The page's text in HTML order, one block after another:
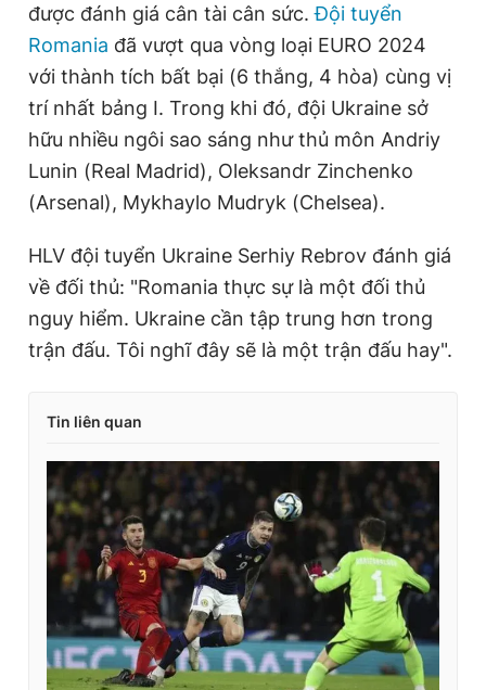
được đánh giá cân tài cân sức.Đội tuyển
Romania đã vượt qua vòng loại EURO 2024
với thành tích bất bại (6 thắng, 4 hòa) cùng vị
trí nhất bảng I. Trong khi đó, đội Ukraine sở
hữu nhiều ngôi sao sáng như thủ môn Andriy
Lunin (Real Madrid), Oleksandr Zinchenko
(Arsenal), Mykhaylo Mudryk (Chelsea).
HLV đội tuyển Ukraine Serhiy Rebrov đánh giá
về đối thủ: "Romania thực sự là một đối thủ
nguy hiểm. Ukraine cần tập trung hơn trong
trận đấu. Tôi nghĩ đây sẽ là một trận đấu hay".
Tin liên quan